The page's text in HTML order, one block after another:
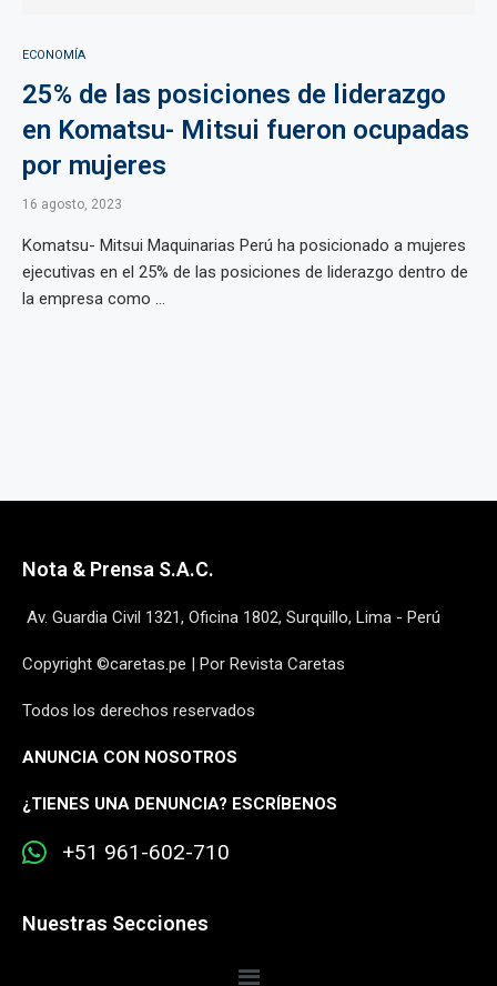
ECONOMÍA
25% de las posiciones de liderazgo
en Komatsu- Mitsui fueron ocupadas
por mujeres
16 agosto, 2023
Komatsu- Mitsui Maquinarias Perú ha posicionado a mujeres
ejecutivas en el 25% de las posiciones de liderazgo dentro de
la empresa como ...
Nota & Prensa S.A.C.
Av. Guardia Civil 1321, Oficina 1802, Surquillo, Lima - Perú
Copyright ©caretas.pe | Por Revista Caretas
Todos los derechos reservados
ANUNCIA CON NOSOTROS
¿TIENES UNA DENUNCIA? ESCRÍBENOS
+51 961-602-710
Nuestras Secciones